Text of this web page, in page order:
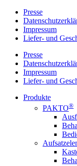
Presse
Impressum
Liefer- und
Presse
Impressum
Liefer- und
Produkte
PAKTO®